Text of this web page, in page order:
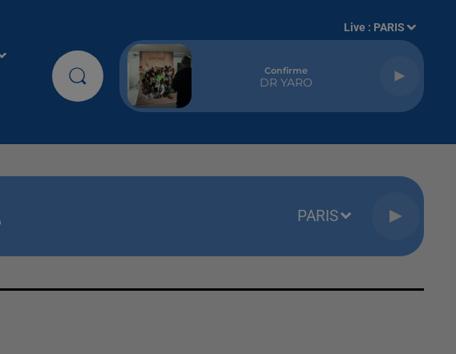
Live : PARIS
Confirme
DR YARO
PARIS